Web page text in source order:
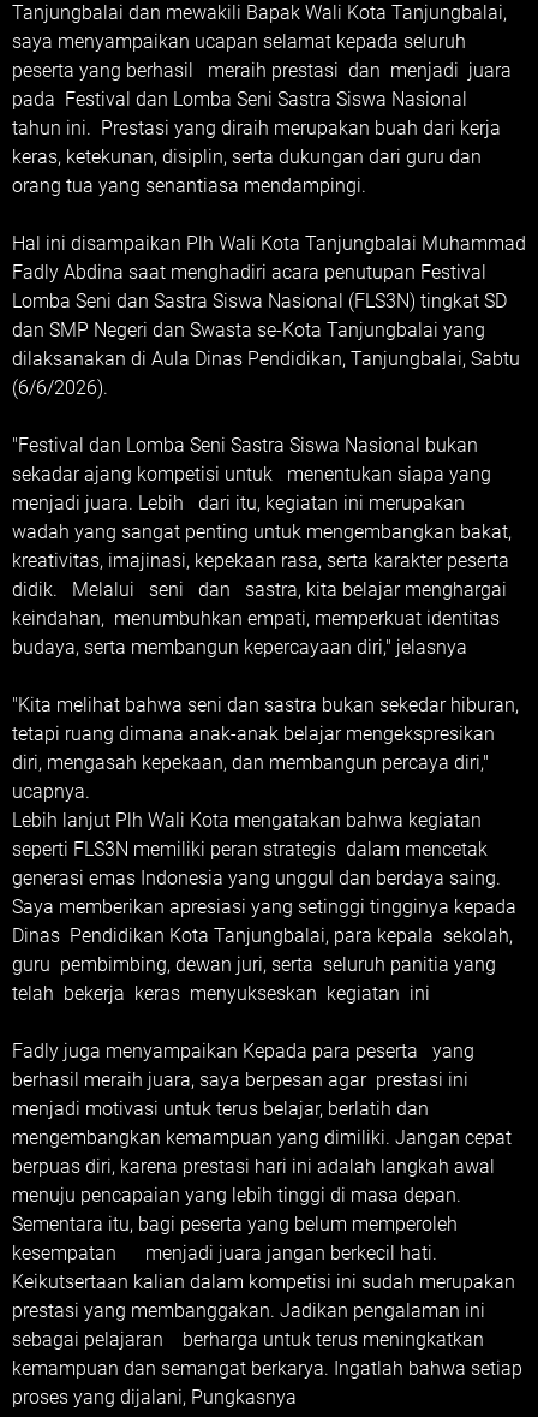
Tanjungbalai dan mewakili Bapak Wali Kota Tanjungbalai,
saya menyampaikan ucapan selamat kepada seluruh
peserta yang berhasil meraih prestasi dan menjadi juara
pada Festival dan Lomba Seni Sastra Siswa Nasional
tahun ini. Prestasi yang diraih merupakan buah dari kerja
keras, ketekunan, disiplin, serta dukungan dari guru dan
orang tua yang senantiasa mendampingi.
Hal ini disampaikan Plh Wali Kota Tanjungbalai Muhammad
Fadly Abdina saat menghadiri acara penutupan Festival
Lomba Seni dan Sastra Siswa Nasional (FLS3N) tingkat SD
dan SMP Negeri dan Swasta se-Kota Tanjungbalai yang
dilaksanakan di Aula Dinas Pendidikan, Tanjungbalai, Sabtu
(6/6/2026).
"Festival dan Lomba Seni Sastra Siswa Nasional bukan
sekadar ajang kompetisi untuk menentukan siapa yang
menjadi juara. Lebih dari itu, kegiatan ini merupakan
wadah yang sangat penting untuk mengembangkan bakat,
kreativitas, imajinasi, kepekaan rasa, serta karakter peserta
didik. Melalui seni dan sastra, kita belajar menghargai
keindahan, menumbuhkan empati, memperkuat identitas
budaya, serta membangun kepercayaan diri," jelasnya
"Kita melihat bahwa seni dan sastra bukan sekedar hiburan,
tetapi ruang dimana anak-anak belajar mengekspresikan
diri, mengasah kepekaan, dan membangun percaya diri,"
ucapnya.
Lebih lanjut Plh Wali Kota mengatakan bahwa kegiatan
seperti FLS3N memiliki peran strategis dalam mencetak
generasi emas Indonesia yang unggul dan berdaya saing.
Saya memberikan apresiasi yang setinggi tingginya kepada
Dinas Pendidikan Kota Tanjungbalai, para kepala sekolah,
guru pembimbing, dewan juri, serta seluruh panitia yang
telah bekerja keras menyukseskan kegiatan ini
Fadly juga menyampaikan Kepada para peserta yang
berhasil meraih juara, saya berpesan agar prestasi ini
menjadi motivasi untuk terus belajar, berlatih dan
mengembangkan kemampuan yang dimiliki. Jangan cepat
berpuas diri, karena prestasi hari ini adalah langkah awal
menuju pencapaian yang lebih tinggi di masa depan.
Sementara itu, bagi peserta yang belum memperoleh
kesempatan menjadi juara jangan berkecil hati.
Keikutsertaan kalian dalam kompetisi ini sudah merupakan
prestasi yang membanggakan. Jadikan pengalaman ini
sebagai pelajaran berharga untuk terus meningkatkan
kemampuan dan semangat berkarya. Ingatlah bahwa setiap
proses yang dijalani, Pungkasnya